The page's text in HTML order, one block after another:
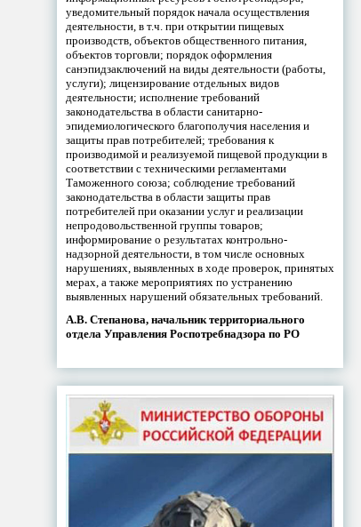
уведомительный порядок начала осуществления
деятельности, в т.ч. при открытии пищевых
производств, объектов общественного питания,
объектов торговли; порядок оформления
санэпидзаключений на виды деятельности (работы,
услуги); лицензирование отдельных видов
деятельности; исполнение требований
законодательства в области санитарно-
эпидемиологического благополучия населения и
защиты прав потребителей; требования к
производимой и реализуемой пищевой продукции в
соответствии с техническими регламентами
Таможенного союза; соблюдение требований
законодательства в области защиты прав
потребителей при оказании услуг и реализации
непродовольственной группы товаров;
информирование о результатах контрольно-
надзорной деятельности, в том числе основных
нарушениях, выявленных в ходе проверок, принятых
мерах, а также мероприятиях по устранению
выявленных нарушений обязательных требований.
А.В. Степанова, начальник территориального
отдела Управления Роспотребнадзора по РО